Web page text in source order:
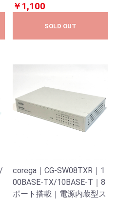
￥1,100
SOLD OUT
corega｜CG-SW08TXR｜1
00BASE-TX/10BASE-T｜8
ポート搭載｜電源内蔵型ス